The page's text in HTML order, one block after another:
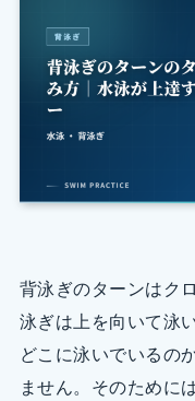
背泳ぎのターンはク
泳ぎは上を向いて泳
どこに泳いでいるの
ません。そのために